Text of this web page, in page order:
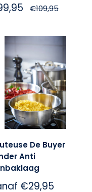
Bekijk
Normale
€109,95
De Buyer
Anti
€29,95